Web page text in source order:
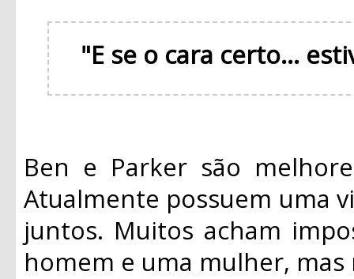
"E se o cara certo...
Ben e Parker são
Atualmente possuem uma
juntos. Muitos acham
homem e uma mulher,